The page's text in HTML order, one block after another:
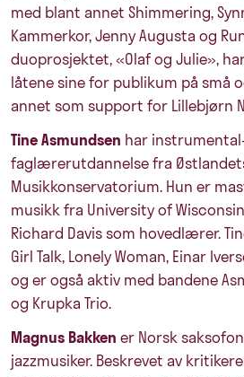
med blant annet Shimmering,
Kammerkor, Jenny Augusta og
duoprosjektet, «Olaf og Julie»,
låtene sine for publikum på små
annet som support for Lillebjørn
Tine Asmundsen har
faglærerutdannelse fra
Musikkonservatorium. Hun er
musikk fra University of
Richard Davis som hovedlærer.
Girl Talk, Lonely Woman, Einar
og er også aktiv med bandene
og Krupka Trio.
Magnus Bakken er Norsk
jazzmusiker. Beskrevet av